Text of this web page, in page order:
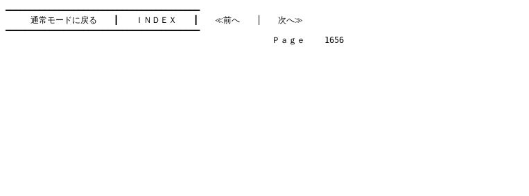
━━━━━━━━━━━━━━━━━━━━━━━━━━━━━━━━━━━━━━━━
通常モードに戻る
ＩＮＤＥＸ ≪前へ
次へ≫
━━━━━━━━━━━━━━━━━━━━━━━━━━━━━━━━━━━━━━━━
Ｐａｇｅ    1656